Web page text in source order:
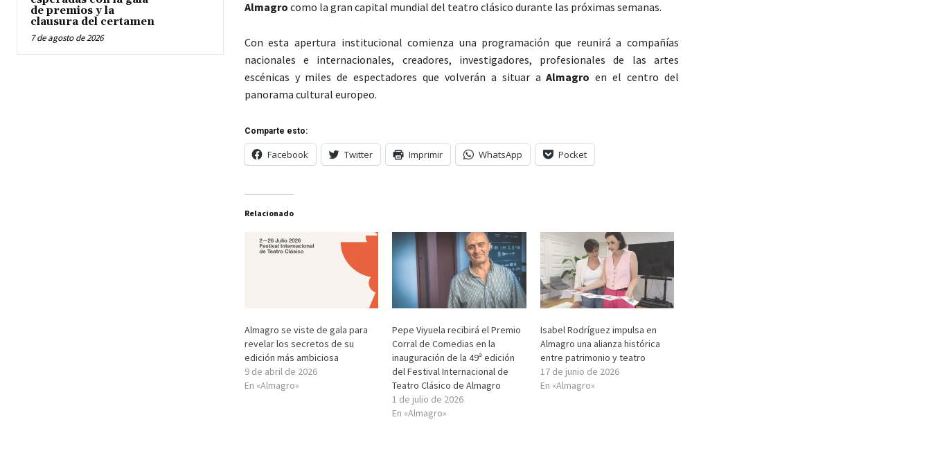
de premios y la
clausura del certamen
7 de agosto de 2026
Almagro como la gran capital mundial del teatro clásico durante las próximas semanas.
Con esta apertura institucional comienza una programación que reunirá a compañías
nacionales e internacionales, creadores, investigadores, profesionales de las artes
escénicas y miles de espectadores que volverán a situar aAlmagro en el centro del
panorama cultural europeo.
Comparte esto:
Facebook Twitter Imprimir WhatsApp Pocket
Relacionado
Almagro se viste de gala para
revelar los secretos de su
edición más ambiciosa
9 de abril de 2026
En «Almagro»
Pepe Viyuela recibirá el Premio
Corral de Comedias en la
inauguración de la 49ª edición
del Festival Internacional de
Teatro Clásico de Almagro
1 de julio de 2026
En «Almagro»
Isabel Rodríguez impulsa en
Almagro una alianza histórica
entre patrimonio y teatro
17 de junio de 2026
En «Almagro»